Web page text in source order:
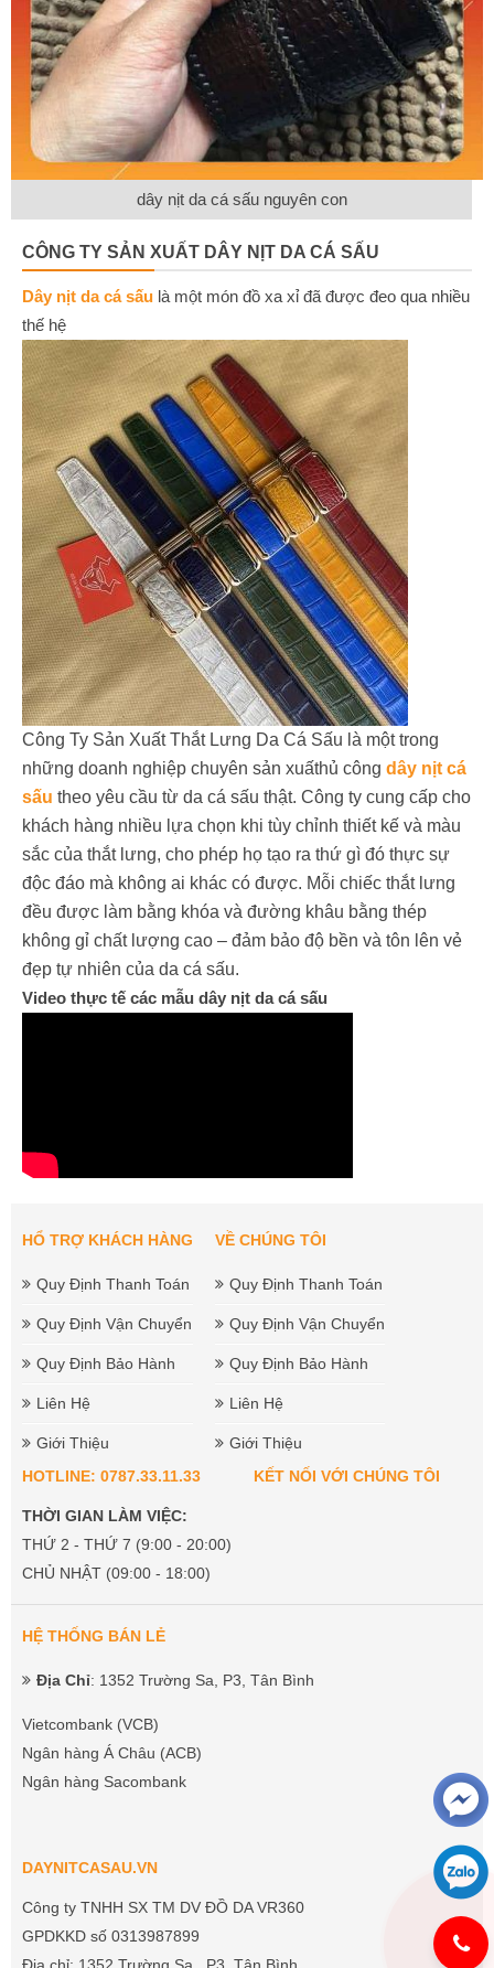
dây nịt da cá sấu nguyên con
CÔNG TY SẢN XUẤT DÂY NỊT DA CÁ SẤU
Dây nịt da cá sấu là một món đồ xa xỉ đã được đeo qua nhiều
thế hệ
Công Ty Sản Xuất Thắt Lưng Da Cá Sấu là một trong
những doanh nghiệp chuyên sản xuấthủ công dây nịt cá
sấu theo yêu cầu từ da cá sấu thật. Công ty cung cấp cho
khách hàng nhiều lựa chọn khi tùy chỉnh thiết kế và màu
sắc của thắt lưng, cho phép họ tạo ra thứ gì đó thực sự
độc đáo mà không ai khác có được. Mỗi chiếc thắt lưng
đều được làm bằng khóa và đường khâu bằng thép
không gỉ chất lượng cao – đảm bảo độ bền và tôn lên vẻ
đẹp tự nhiên của da cá sấu.
Video thực tế các mẫu dây nịt da cá sấu
HỔ TRỢ KHÁCH HÀNG
Quy Định Thanh Toán
Quy Định Vận Chuyển
Quy Định Bảo Hành
Liên Hệ
Giới Thiệu
VỀ CHÚNG TÔI
Quy Định Thanh Toán
Quy Định Vận Chuyển
Quy Định Bảo Hành
Liên Hệ
Giới Thiệu
HOTLINE: 0787.33.11.33
THỜI GIAN LÀM VIỆC:
THỨ 2 - THỨ 7 (9:00 - 20:00)
CHỦ NHẬT (09:00 - 18:00)
KẾT NỐI VỚI CHÚNG TÔI
HỆ THỐNG BÁN LẺ
Địa Chỉ: 1352 Trường Sa, P3, Tân Bình
Vietcombank (VCB)
Ngân hàng Á Châu (ACB)
Ngân hàng Sacombank
DAYNITCASAU.VN
Công ty TNHH SX TM DV ĐỒ DA VR360
GPDKKD số 0313987899